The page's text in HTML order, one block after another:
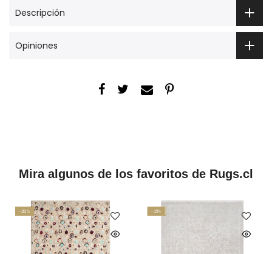
Descripción
Opiniones
Mira algunos de los favoritos de Rugs.cl
-20% -21%